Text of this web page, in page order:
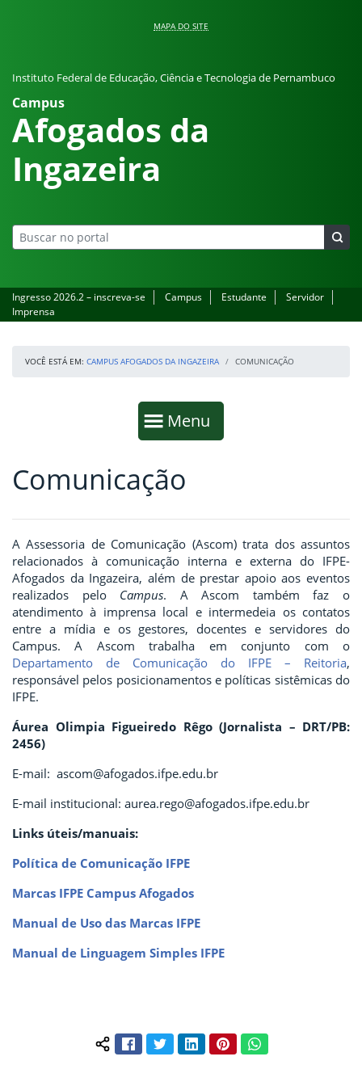
MAPA DO SITE
Instituto Federal de Educação, Ciência e Tecnologia de Pernambuco
Campus
Afogados da
Ingazeira
Ingresso 2026.2 – inscreva-se Campus Estudante
Servidor
Imprensa
VOCÊ ESTÁ EM: CAMPUS AFOGADOS DA INGAZEIRA COMUNICAÇÃO
Mostrar
Menu
Fim da navegação
Início do conteúdo
Comunicação
A Assessoria de Comunicação (Ascom) trata dos assuntos
relacionados à comunicação interna e externa do IFPE-
Afogados da Ingazeira, além de prestar apoio aos eventos
realizados pelo Campus. A Ascom também faz o
atendimento à imprensa local e intermedeia os contatos
entre a mídia e os gestores, docentes e servidores do
Campus. A Ascom trabalha em conjunto com o
Departamento de Comunicação do IFPE – Reitoria,
responsável pelos posicionamentos e políticas sistêmicas do
IFPE.
Áurea Olimpia Figueiredo Rêgo (Jornalista – DRT/PB:
2456)
E-mail: ascom@afogados.ifpe.edu.br
E-mail institucional: aurea.rego@afogados.ifpe.edu.br
Links úteis/manuais:
Política de Comunicação IFPE
Marcas IFPE Campus Afogados
Manual de Uso das Marcas IFPE
Manual de Linguagem Simples IFPE
Compartilhar conteúdo:
FacebookTwitterLinkedInPinterestWhatsApp